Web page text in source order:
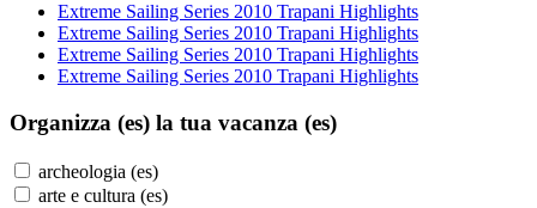
Extreme Sailing Series 2010 Trapani Highlights
Extreme Sailing Series 2010 Trapani Highlights
Extreme Sailing Series 2010 Trapani Highlights
Extreme Sailing Series 2010 Trapani Highlights
Organizza (es) la tua vacanza (es)
archeologia (es)
arte e cultura (es)